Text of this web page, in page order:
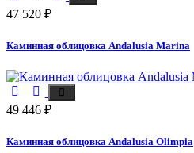
47 520 ₽
Каминная облицовка Andalusia Marina
49 446 ₽
Каминная облицовка Andalusia Olimpia